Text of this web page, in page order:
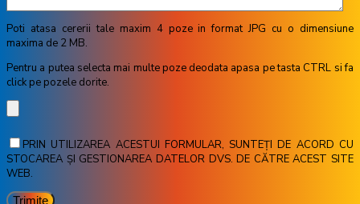
Poti atasa cererii tale maxim 4 poze in format JPG cu o dimensiune
maxima de 2 MB.
Pentru a putea selecta mai multe poze deodata apasa pe tasta CTRL si fa
click pe pozele dorite.
PRIN UTILIZAREA ACESTUI FORMULAR, SUNTEȚI DE ACORD CU
STOCAREA ȘI GESTIONAREA DATELOR DVS. DE CĂTRE ACEST SITE
WEB.